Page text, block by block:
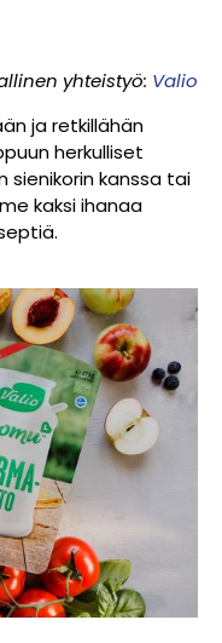
yhteistyö: Valio
ja retkillähän
herkulliset
kanssa tai
kaksi ihanaa